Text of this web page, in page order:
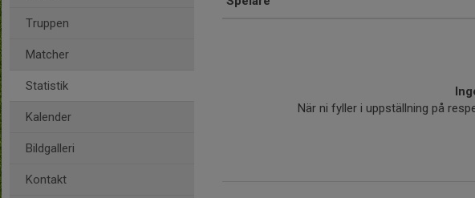
Truppen
Matcher
Statistik
Kalender
Bildgalleri
Kontakt
När ni fyller i uppställning på